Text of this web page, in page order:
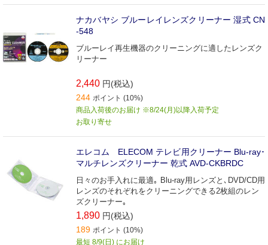
ナカバヤシ ブルーレイレンズクリーナー 湿式 CN
-548
ブルーレイ再生機器のクリーニングに適したレンズク
リーナー
2,440 円(税込)
244 ポイント (10%)
商品入荷後のお届け ※8/24(月)以降入荷予定
お取り寄せ
エレコム ELECOM テレビ用クリーナー Blu-ray･
マルチレンズクリーナー 乾式 AVD-CKBRDC
日々のお手入れに最適｡ Blu-ray用レンズと､DVD/CD用
レンズのそれぞれをクリーニングできる2枚組のレン
ズクリーナー｡
1,890 円(税込)
189 ポイント (10%)
最短 8/9(日) にお届け